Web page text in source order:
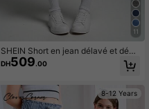
11
SHEIN Short en jean délavé et déch
iré, taille élastique, style streetwear
décontracté pour jeunes filles
DH509.00
8-12 Years